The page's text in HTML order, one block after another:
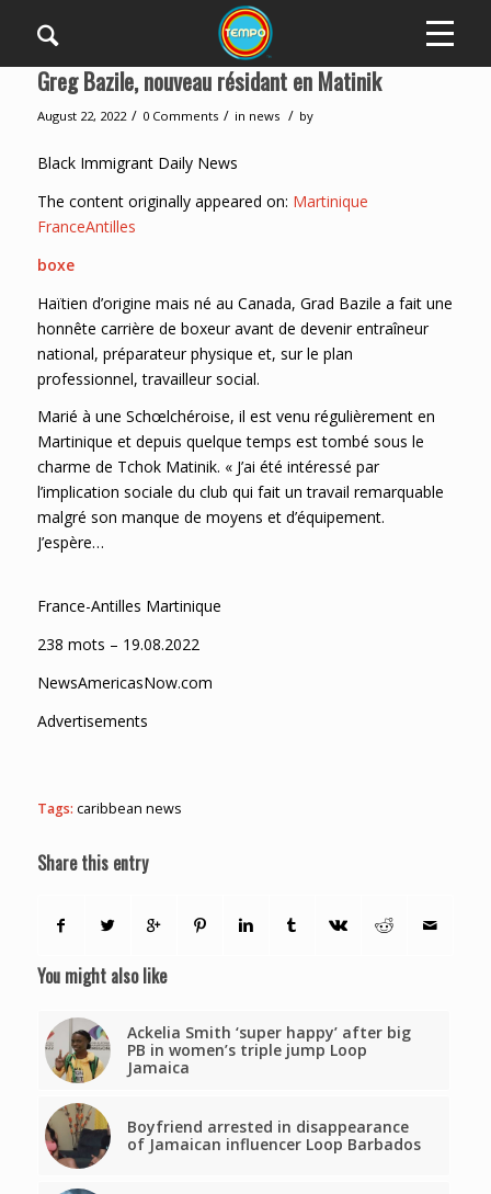
Greg Bazile, nouveau résidant en Matinik
August 22, 2022 / 0 Comments / in news / by
Black Immigrant Daily News
The content originally appeared on: Martinique
FranceAntilles
boxe
Haïtien d’origine mais né au Canada, Grad Bazile a fait une
honnête carrière de boxeur avant de devenir entraîneur
national, préparateur physique et, sur le plan
professionnel, travailleur social.
Marié à une Schœlchéroise, il est venu régulièrement en
Martinique et depuis quelque temps est tombé sous le
charme de Tchok Matinik. « J’ai été intéressé par
l’implication sociale du club qui fait un travail remarquable
malgré son manque de moyens et d’équipement.
J’espère…
France-Antilles Martinique
238 mots – 19.08.2022
NewsAmericasNow.com
Advertisements
Tags: caribbean news
Share this entry
You might also like
Ackelia Smith ‘super happy’ after big
PB in women’s triple jump Loop
Jamaica
Boyfriend arrested in disappearance
of Jamaican influencer Loop Barbados